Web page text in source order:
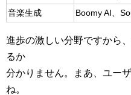
音楽生成
Boomy AI、
進歩の激しい分野ですから
るか
分かりません。まあ、ユー
ね。